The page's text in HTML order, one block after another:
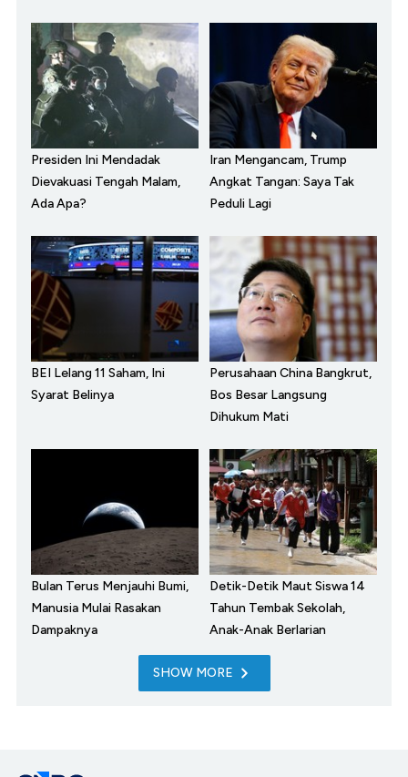
Presiden Ini Mendadak
Dievakuasi Tengah Malam,
Ada Apa?
Iran Mengancam, Trump
Angkat Tangan: Saya Tak
Peduli Lagi
BEI Lelang 11 Saham, Ini
Syarat Belinya
Perusahaan China Bangkrut,
Bos Besar Langsung
Dihukum Mati
Bulan Terus Menjauhi Bumi,
Manusia Mulai Rasakan
Dampaknya
Detik-Detik Maut Siswa 14
Tahun Tembak Sekolah,
Anak-Anak Berlarian
SHOW MORE